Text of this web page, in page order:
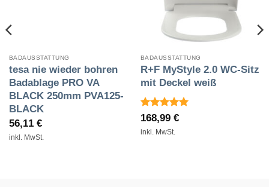
BADAUSSTATTUNG
tesa nie wieder bohren
Badablage PRO VA
BLACK 250mm PVA125-
BLACK
56,11 €
inkl. MwSt.
BADAUSSTATTUNG
R+F MyStyle 2.0 WC-Sitz
mit Deckel weiß
Bewertet
5
5
168,99 €
inkl. MwSt.